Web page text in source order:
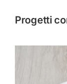
Progetti